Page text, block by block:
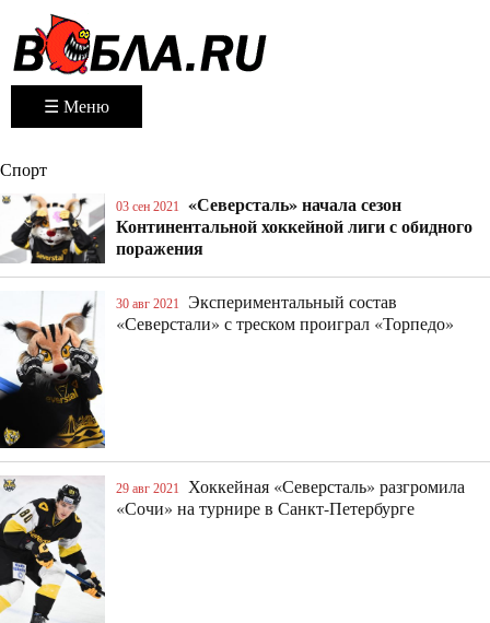
☰ Меню
Спорт
03 сен 2021
«Северсталь» начала сезон
Континентальной хоккейной лиги с обидного
поражения
30 авг 2021
Экспериментальный состав
«Северстали» с треском проиграл «Торпедо»
29 авг 2021
Хоккейная «Северсталь» разгромила
«Сочи» на турнире в Санкт-Петербурге